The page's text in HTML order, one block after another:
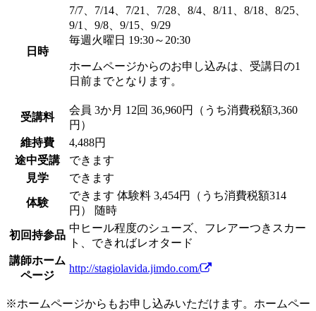
日時
7/7、7/14、7/21、7/28、8/4、8/11、8/18、8/25、
9/1、9/8、9/15、9/29
毎週火曜日 19:30～20:30
ホームページからのお申し込みは、受講日の1
日前までとなります。
受講料
会員 3か月 12回 36,960円（うち消費税額3,360
円）
維持費
4,488円
途中受講
できます
見学
できます
体験
できます 体験料 3,454円（うち消費税額314
円）
随時
初回持参品
中ヒール程度のシューズ、フレアーつきスカー
ト、できればレオタード
講師ホーム
ページ
http://stagiolavida.jimdo.com/
※ホームページからもお申し込みいただけます。ホームペー